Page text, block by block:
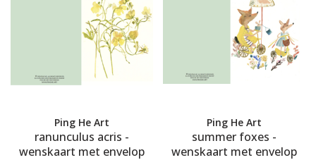
Ping He Art
ranunculus acris -
wenskaart met envelop
Ping He Art
summer foxes -
wenskaart met envelop